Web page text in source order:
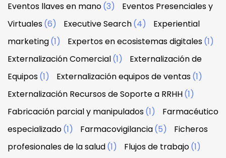
Eventos llaves en mano(3)
Eventos Presenciales y
Virtuales(6) Executive Search(4)
Experiential
marketing(1) Expertos en ecosistemas digitales(1)
Externalización Comercial(1)
Externalización de
Equipos(1) Externalización equipos de ventas(1)
Externalización Recursos de Soporte a RRHH(1)
Fabricación parcial y manipulados(1)
Farmacéutico
especializado(1) Farmacovigilancia(5)
Ficheros
profesionales de la salud(1) Flujos de trabajo(1)